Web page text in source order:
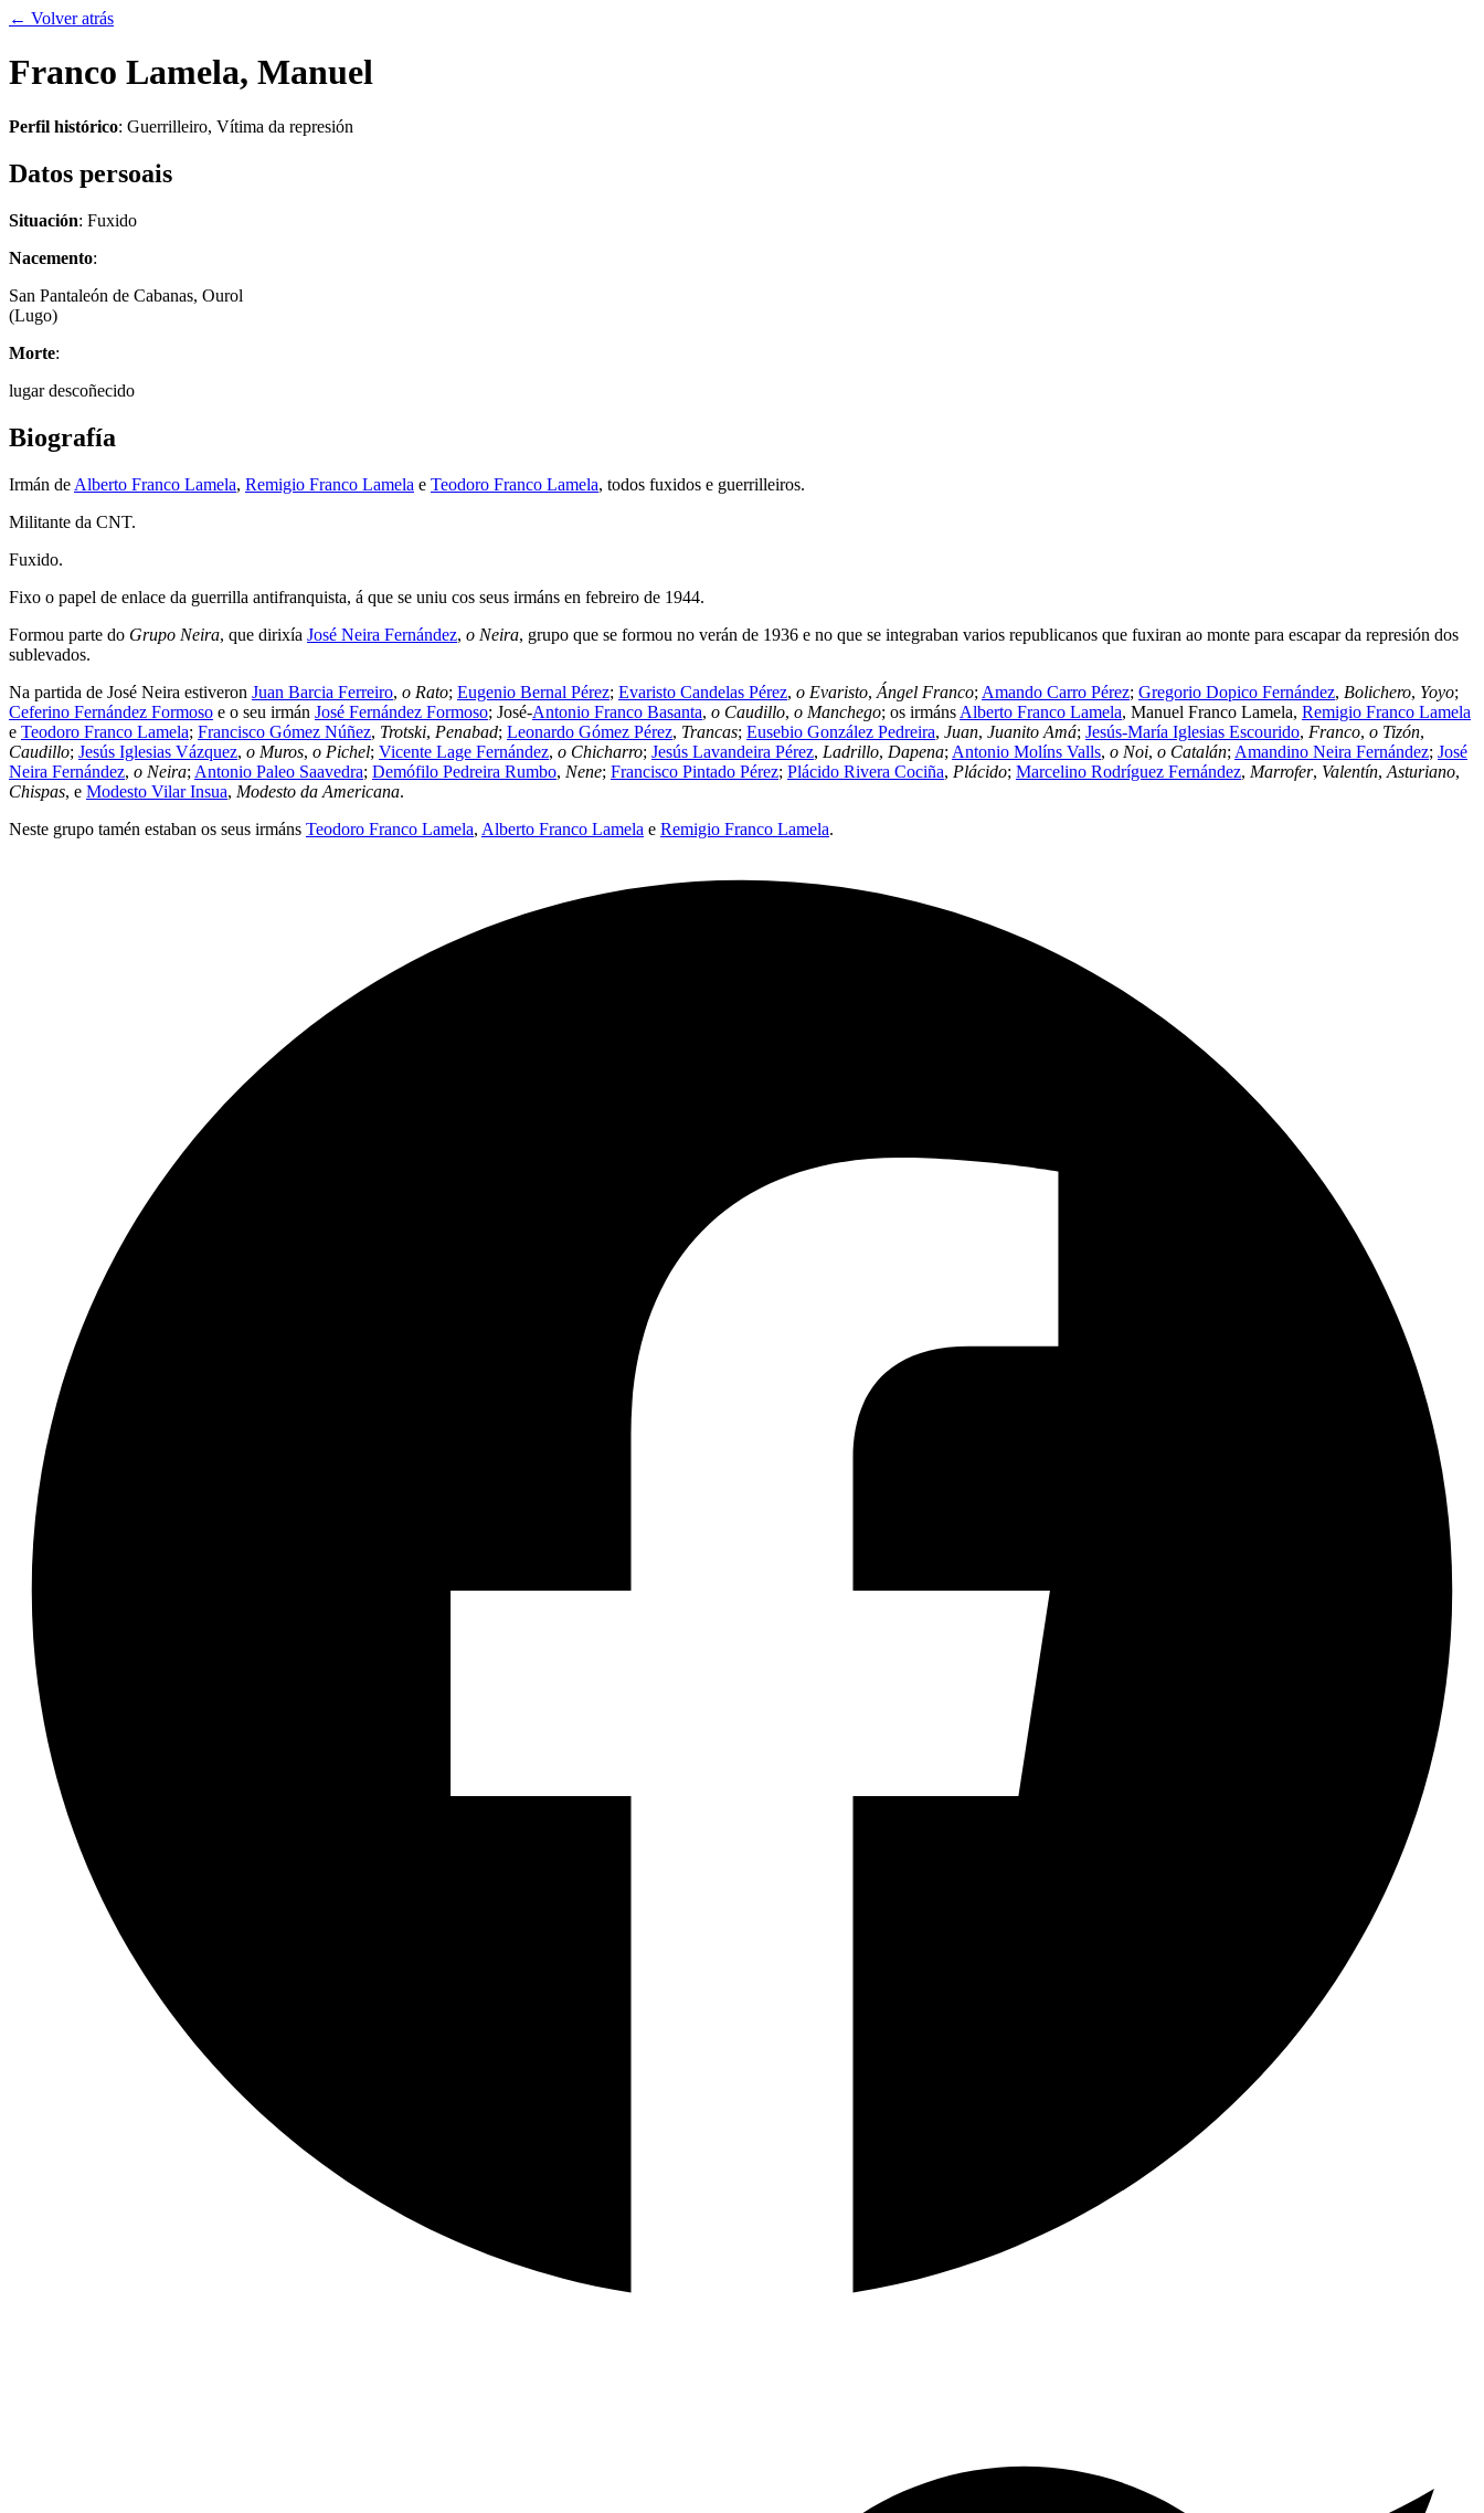
← Volver atrás
Franco Lamela, Manuel
Perfil histórico: Guerrilleiro, Vítima da represión
Datos persoais
Situación: Fuxido
Nacemento:
San Pantaleón de Cabanas, Ourol
(Lugo)
Morte:
lugar descoñecido
Biografía
Irmán de Alberto Franco Lamela, Remigio Franco Lamela e Teodoro Franco Lamela, todos fuxidos e guerrilleiros.
Militante da CNT.
Fuxido.
Fixo o papel de enlace da guerrilla antifranquista, á que se uniu cos seus irmáns en febreiro de 1944.
Formou parte do Grupo Neira, que dirixía José Neira Fernández, o Neira, grupo que se formou no verán de 1936 e no que se integraban varios republicanos que fuxiran ao monte para escapar da represión dos
sublevados.
Na partida de José Neira estiveron Juan Barcia Ferreiro, o Rato; Eugenio Bernal Pérez; Evaristo Candelas Pérez, o Evaristo, Ángel Franco; Amando Carro Pérez; Gregorio Dopico Fernández, Bolichero, Yoyo;
Ceferino Fernández Formoso e o seu irmán José Fernández Formoso; José-Antonio Franco Basanta, o Caudillo, o Manchego; os irmáns Alberto Franco Lamela, Manuel Franco Lamela, Remigio Franco Lamela
e Teodoro Franco Lamela; Francisco Gómez Núñez, Trotski, Penabad; Leonardo Gómez Pérez, Trancas; Eusebio González Pedreira, Juan, Juanito Amá; Jesús-María Iglesias Escourido, Franco, o Tizón,
Caudillo; Jesús Iglesias Vázquez, o Muros, o Pichel; Vicente Lage Fernández, o Chicharro; Jesús Lavandeira Pérez, Ladrillo, Dapena; Antonio Molíns Valls, o Noi, o Catalán; Amandino Neira Fernández; José
Neira Fernández, o Neira; Antonio Paleo Saavedra; Demófilo Pedreira Rumbo, Nene; Francisco Pintado Pérez; Plácido Rivera Cociña, Plácido; Marcelino Rodríguez Fernández, Marrofer, Valentín, Asturiano,
Chispas, e Modesto Vilar Insua, Modesto da Americana.
Neste grupo tamén estaban os seus irmáns Teodoro Franco Lamela, Alberto Franco Lamela e Remigio Franco Lamela.